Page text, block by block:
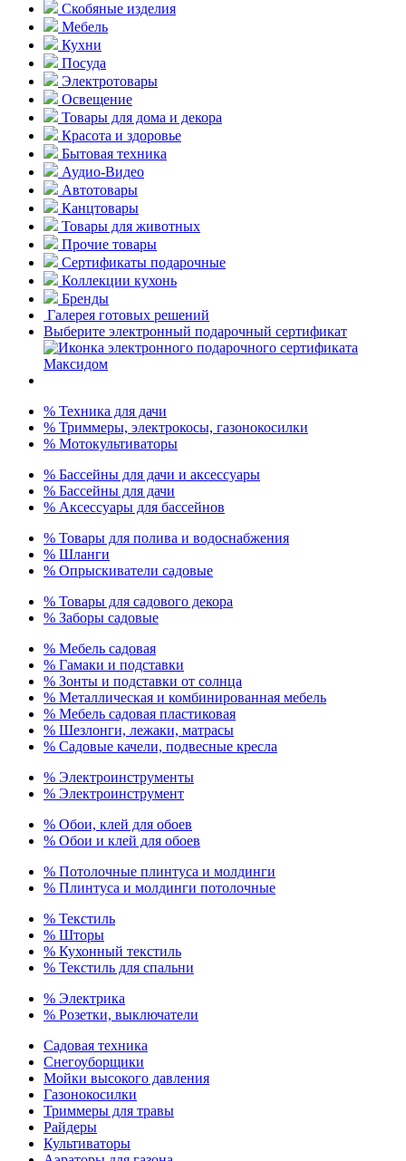
Скобяные изделия
Мебель
Кухни
Посуда
Электротовары
Освещение
Товары для дома и декора
Красота и здоровье
Бытовая техника
Аудио-Видео
Автотовары
Канцтовары
Товары для животных
Прочие товары
Сертификаты подарочные
Коллекции кухонь
Бренды
Галерея готовых решений
Выберите электронный подарочный сертификат
% Техника для дачи
% Триммеры, электрокосы, газонокосилки
% Мотокультиваторы
% Бассейны для дачи и аксессуары
% Бассейны для дачи
% Аксессуары для бассейнов
% Товары для полива и водоснабжения
% Шланги
% Опрыскиватели садовые
% Товары для садового декора
% Заборы садовые
% Мебель садовая
% Гамаки и подставки
% Зонты и подставки от солнца
% Металлическая и комбинированная мебель
% Мебель садовая пластиковая
% Шезлонги, лежаки, матрасы
% Садовые качели, подвесные кресла
% Электроинструменты
% Электроинструмент
% Обои, клей для обоев
% Обои и клей для обоев
% Потолочные плинтуса и молдинги
% Плинтуса и молдинги потолочные
% Текстиль
% Шторы
% Кухонный текстиль
% Текстиль для спальни
% Электрика
% Розетки, выключатели
Садовая техника
Снегоуборщики
Мойки высокого давления
Газонокосилки
Триммеры для травы
Райдеры
Культиваторы